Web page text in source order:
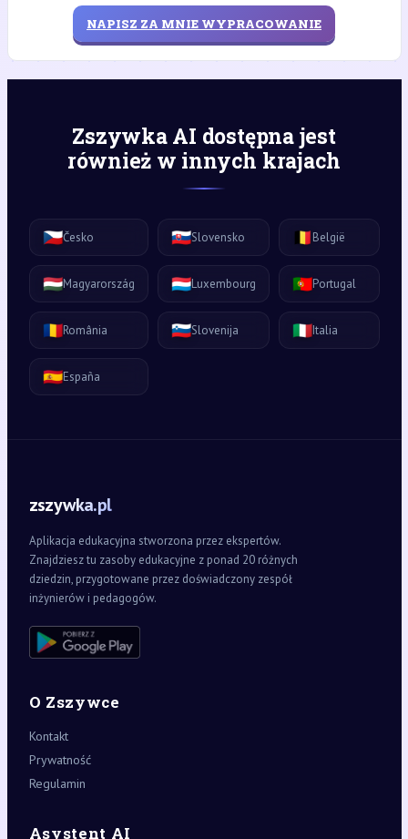
NAPISZ ZA MNIE WYPRACOWANIE
Zszywka AI dostępna jest
również w innych krajach
🇨🇿Česko 🇸🇰Slovensko 🇧🇪België
🇭🇺Magyarország 🇱🇺Luxembourg 🇵🇹Portugal
🇷🇴România 🇸🇮Slovenija 🇮🇹Italia
🇪🇸España
zszywka.pl
Aplikacja edukacyjna stworzona przez ekspertów.
Znajdziesz tu zasoby edukacyjne z ponad 20 różnych
dziedzin, przygotowane przez doświadczony zespół
inżynierów i pedagogów.
O Zszywce
Kontakt
Prywatność
Regulamin
Asystent AI